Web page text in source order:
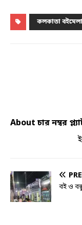
কলকাতা বইমেলা
About চার নম্বর
বই ও